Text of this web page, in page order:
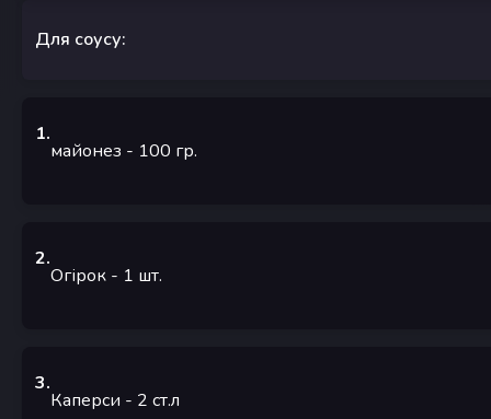
Для соусу:
1.
майонез - 100 гр.
2.
Огірок - 1 шт.
3.
Каперси - 2 ст.л